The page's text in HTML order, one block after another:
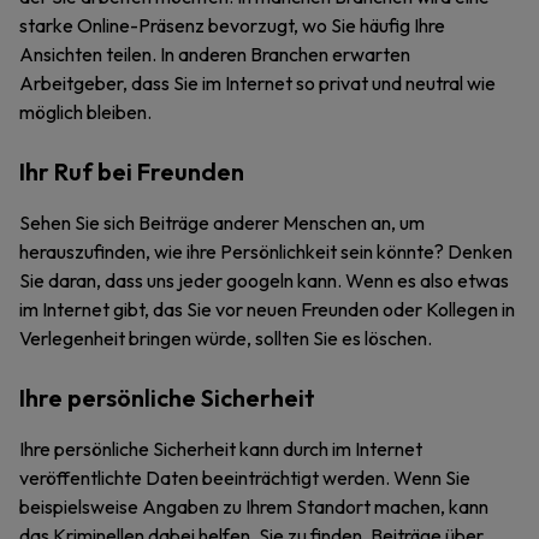
starke Online-Präsenz bevorzugt, wo Sie häufig Ihre
Ansichten teilen. In anderen Branchen erwarten
Arbeitgeber, dass Sie im Internet so privat und neutral wie
möglich bleiben.
Ihr Ruf bei Freunden
Sehen Sie sich Beiträge anderer Menschen an, um
herauszufinden, wie ihre Persönlichkeit sein könnte? Denken
Sie daran, dass uns jeder googeln kann. Wenn es also etwas
im Internet gibt, das Sie vor neuen Freunden oder Kollegen in
Verlegenheit bringen würde, sollten Sie es löschen.
Ihre persönliche Sicherheit
Ihre persönliche Sicherheit kann durch im Internet
veröffentlichte Daten beeinträchtigt werden. Wenn Sie
beispielsweise Angaben zu Ihrem Standort machen, kann